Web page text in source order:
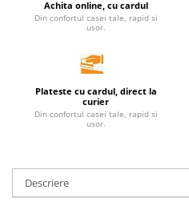
Maioneza bio
Semipreparate
Specialitati si produse asiatice
Achita online, cu cardul
Din confortul casei tale, rapid si
usor.
Plateste cu cardul, direct la
curier
Din confortul casei tale, rapid si
usor.
Descriere